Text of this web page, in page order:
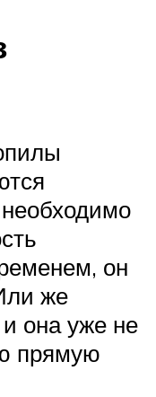
он
же
и она уже не
прямую